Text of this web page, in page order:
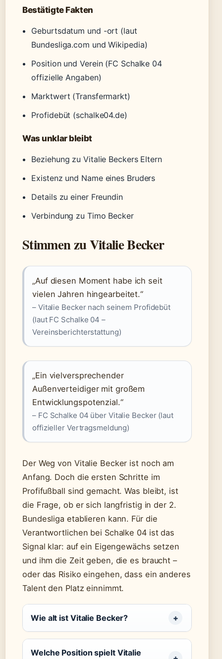
Bestätigte Fakten
Geburtsdatum und -ort (laut
Bundesliga.com und Wikipedia)
Position und Verein (FC Schalke 04
offizielle Angaben)
Marktwert (Transfermarkt)
Profidebüt (schalke04.de)
Was unklar bleibt
Beziehung zu Vitalie Beckers Eltern
Existenz und Name eines Bruders
Details zu einer Freundin
Verbindung zu Timo Becker
Stimmen zu Vitalie Becker
„Auf diesen Moment habe ich seit
vielen Jahren hingearbeitet.“
– Vitalie Becker nach seinem Profidebüt
(laut FC Schalke 04 –
Vereinsberichterstattung)
„Ein vielversprechender
Außenverteidiger mit großem
Entwicklungspotenzial.“
– FC Schalke 04 über Vitalie Becker (laut
offizieller Vertragsmeldung)
Der Weg von Vitalie Becker ist noch am
Anfang. Doch die ersten Schritte im
Profifußball sind gemacht. Was bleibt, ist
die Frage, ob er sich langfristig in der 2.
Bundesliga etablieren kann. Für die
Verantwortlichen bei Schalke 04 ist das
Signal klar: auf ein Eigengewächs setzen
und ihm die Zeit geben, die es braucht –
oder das Risiko eingehen, dass ein anderes
Talent den Platz einnimmt.
Wie alt ist Vitalie Becker?
Welche Position spielt Vitalie